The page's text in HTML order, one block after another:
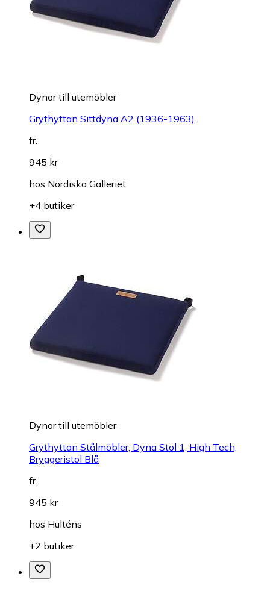
Dynor till utemöbler
Grythyttan Sittdyna A2 (1936-1963)
fr.
945 kr
hos Nordiska Galleriet
+4 butiker
Dynor till utemöbler
Grythyttan Stålmöbler, Dyna Stol 1, High Tech,
Bryggeristol Blå
fr.
945 kr
hos Hulténs
+2 butiker